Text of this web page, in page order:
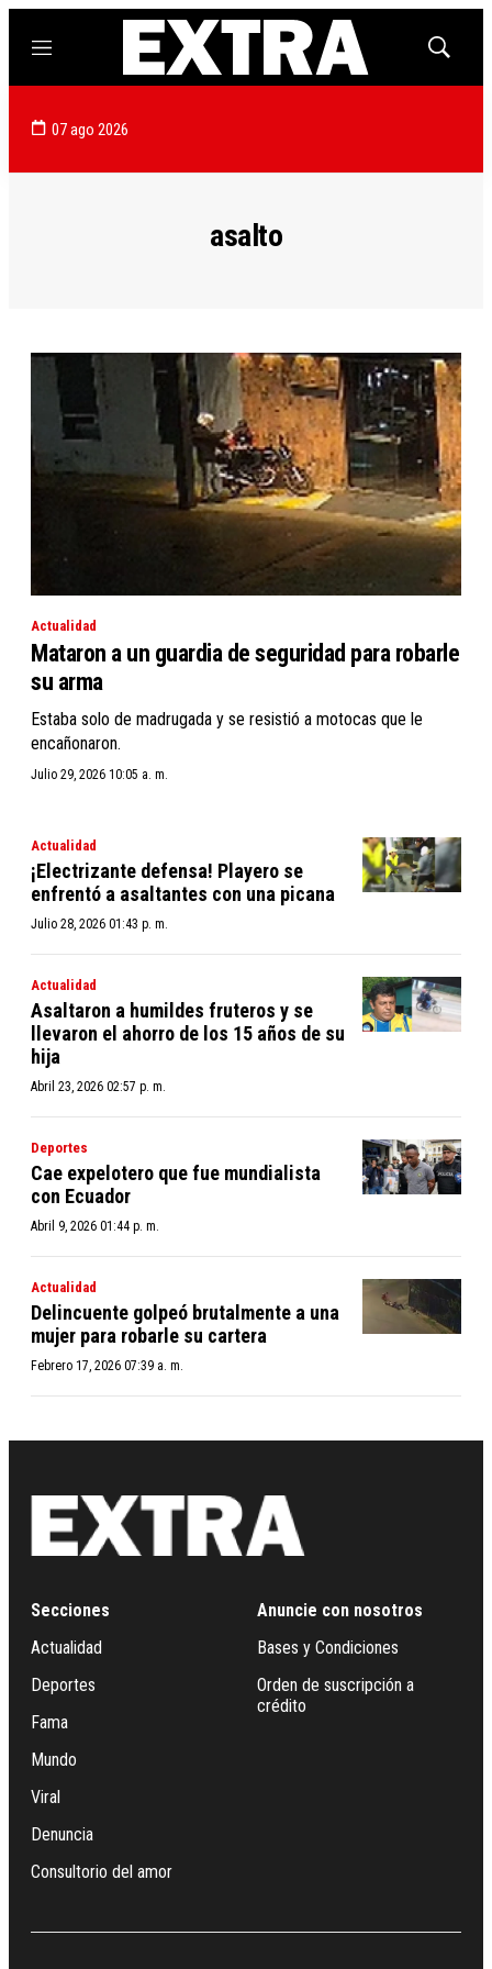
Menú
Mostrar
07 ago 2026
asalto
Actualidad
Mataron a un guardia de seguridad para robarle
su arma
Estaba solo de madrugada y se resistió a motocas que le
encañonaron.
Julio 29, 2026 10:05 a. m.
Actualidad
¡Electrizante defensa! Playero se
enfrentó a asaltantes con una picana
Julio 28, 2026 01:43 p. m.
Actualidad
Asaltaron a humildes fruteros y se
llevaron el ahorro de los 15 años de su
hija
Abril 23, 2026 02:57 p. m.
Deportes
Cae expelotero que fue mundialista
con Ecuador
Abril 9, 2026 01:44 p. m.
Actualidad
Delincuente golpeó brutalmente a una
mujer para robarle su cartera
Febrero 17, 2026 07:39 a. m.
Secciones
Actualidad
Deportes
Fama
Mundo
Viral
Denuncia
Consultorio del amor
Anuncie con nosotros
Bases y Condiciones
Orden de suscripción a
crédito